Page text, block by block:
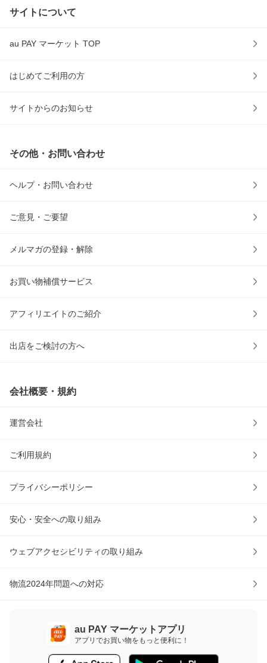
サイトについて
au PAY マーケット TOP
はじめてご利用の方
サイトからのお知らせ
その他・お問い合わせ
ヘルプ・お問い合わせ
ご意見・ご要望
メルマガの登録・解除
お買い物補償サービス
アフィリエイトのご紹介
出店をご検討の方へ
会社概要・規約
運営会社
ご利用規約
プライバシーポリシー
安心・安全への取り組み
ウェブアクセシビリティの取り組み
物流2024年問題への対応
au PAY マーケットアプリ
アプリでお買い物をもっと便利に！